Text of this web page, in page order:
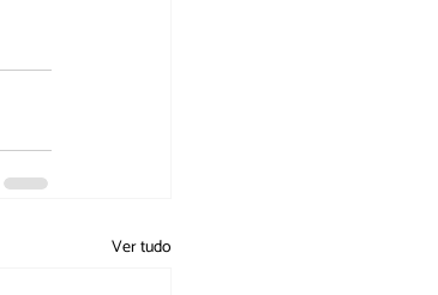
Ver tudo